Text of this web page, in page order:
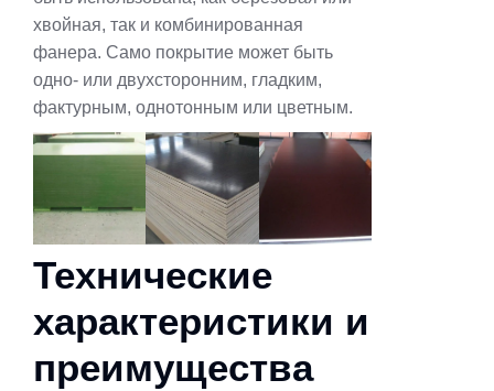
хвойная, так и комбинированная
фанера. Само покрытие может быть
одно- или двухсторонним, гладким,
фактурным, однотонным или цветным.
Технические
характеристики и
преимущества